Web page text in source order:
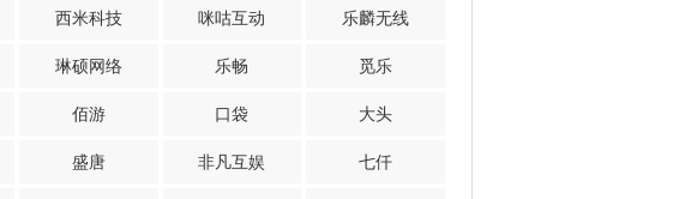
西米科技 咪咕互动 乐麟无线
琳硕网络 乐畅 觅乐
佰游 口袋 大头
盛唐 非凡互娱 七仟